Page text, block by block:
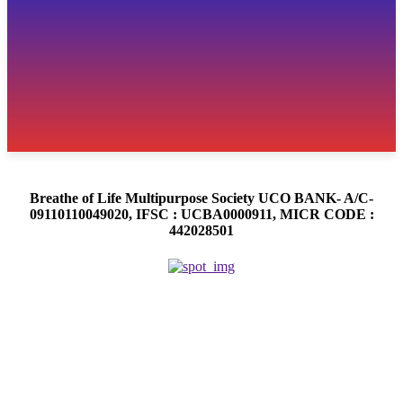
Breathe of Life Multipurpose Society UCO BANK- A/C-
09110110049020, IFSC : UCBA0000911, MICR CODE :
442028501